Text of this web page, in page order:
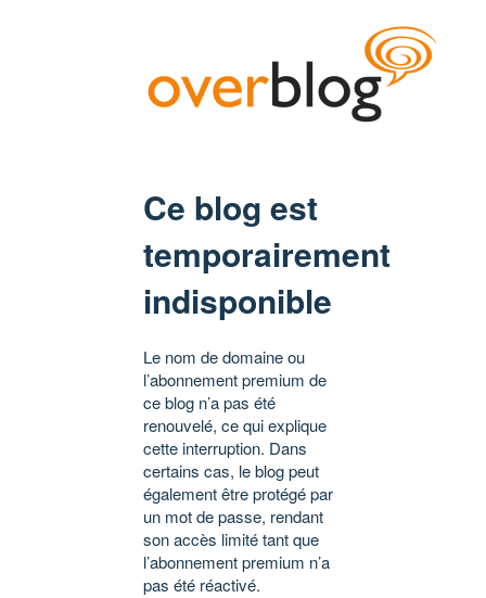
Ce blog est
temporairement
indisponible
Le nom de domaine ou
l’abonnement premium de
ce blog n’a pas été
renouvelé, ce qui explique
cette interruption. Dans
certains cas, le blog peut
également être protégé par
un mot de passe, rendant
son accès limité tant que
l’abonnement premium n’a
pas été réactivé.